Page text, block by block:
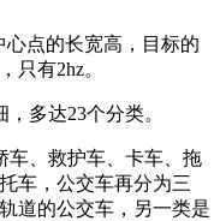
心点的长宽高，目标的
只有2hz。
多达23个分类。
车、救护车、卡车、拖
车，公交车再分为三
道的公交车，另一类是